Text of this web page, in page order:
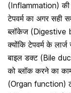
(Inflammation) की
टेपवर्म का अगर सही
ब्लॉकेज (Digestive
क्योंकि टेपवर्म के
बाइल डक्ट (Bile
को ब्लॉक करने का
(Organ function)